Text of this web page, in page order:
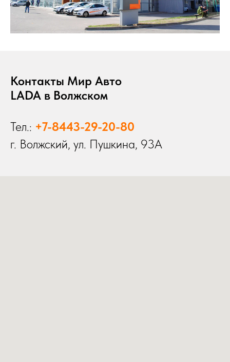
Контакты Мир Авто
LADA в Волжском
Тел.: +7-8443-29-20-80
г. Волжский, ул. Пушкина, 93А